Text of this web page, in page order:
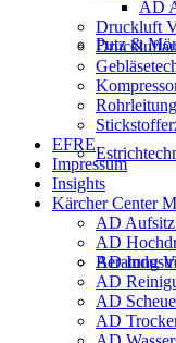
Putz &
Beratung
AD
Druckluft
EFRE
Impressum
Insights
Kärcher Center
AD Aufsitz
AD
AD
AD
AD
AD